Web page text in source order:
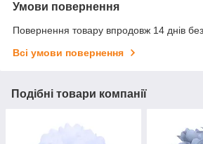
Умови повернення
Повернення товару впродовж 14 днів
Всі умови повернення
Подібні товари компанії